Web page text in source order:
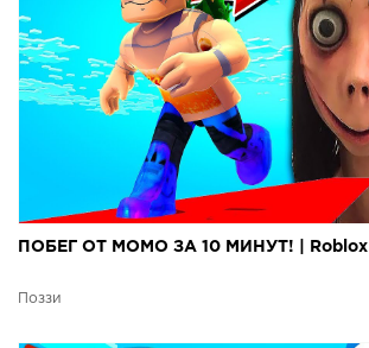
ПОБЕГ ОТ МОМО ЗА 10 МИНУТ! | Roblox
Поззи